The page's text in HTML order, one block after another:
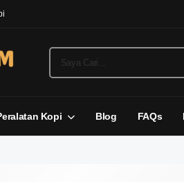
Kopi Blog FAQs